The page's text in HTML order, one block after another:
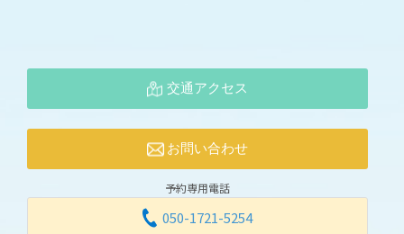
交通アクセス
お問い合わせ
予約専用電話
050-1721-5254